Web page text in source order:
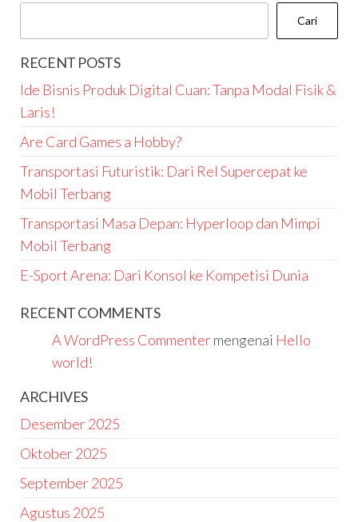
Cari
RECENT POSTS
Ide Bisnis Produk Digital Cuan: Tanpa Modal Fisik &
Laris!
Are Card Games a Hobby?
Transportasi Futuristik: Dari Rel Supercepat ke
Mobil Terbang
Transportasi Masa Depan: Hyperloop dan Mimpi
Mobil Terbang
E-Sport Arena: Dari Konsol ke Kompetisi Dunia
RECENT COMMENTS
A WordPress Commentermengenai Hello
world!
ARCHIVES
Desember 2025
Oktober 2025
September 2025
Agustus 2025